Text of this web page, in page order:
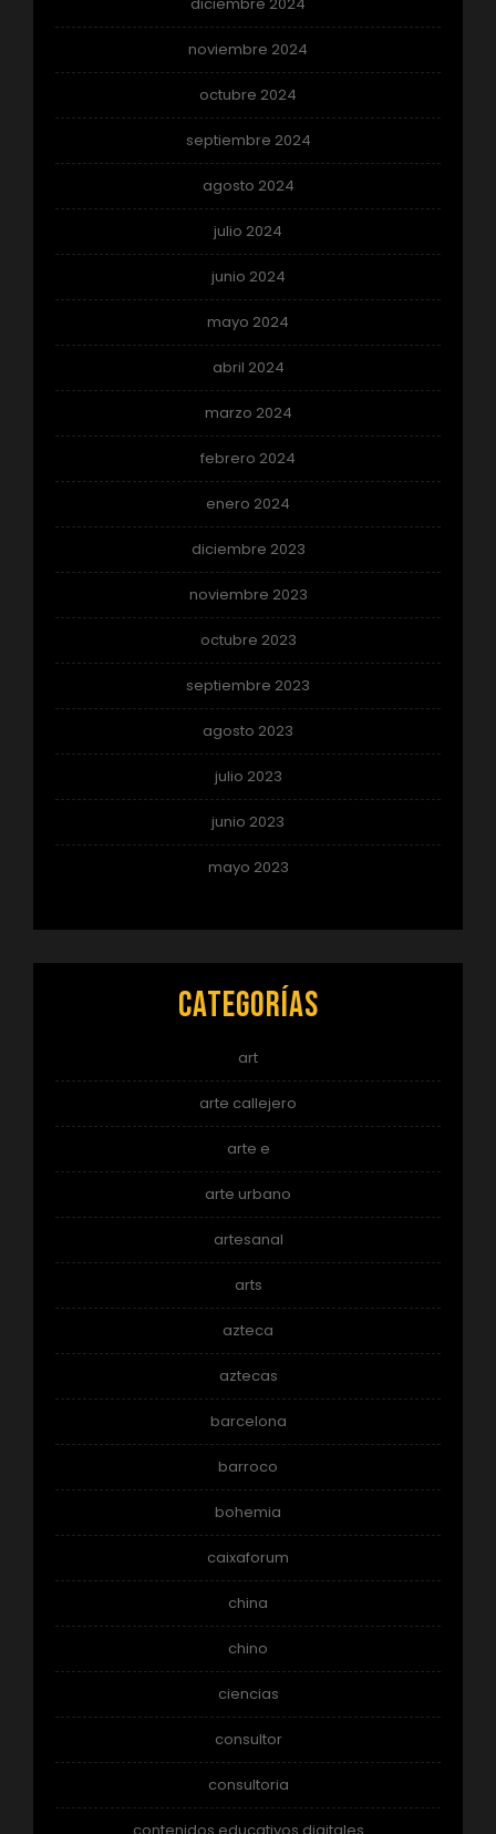
noviembre 2024
octubre 2024
septiembre 2024
agosto 2024
julio 2024
junio 2024
mayo 2024
abril 2024
marzo 2024
febrero 2024
enero 2024
diciembre 2023
noviembre 2023
octubre 2023
septiembre 2023
agosto 2023
julio 2023
junio 2023
mayo 2023
Categorías
art
arte callejero
arte e
arte urbano
artesanal
arts
azteca
aztecas
barcelona
barroco
bohemia
caixaforum
china
chino
ciencias
consultor
consultoria
contenidos educativos digitales